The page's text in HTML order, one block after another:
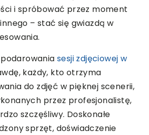
i spróbować przez moment
– stać się gwiazdą w
sesji zdjęciowej w
każdy, kto otrzyma
do zdjęć w pięknej scenerii,
przez profesjonalistę,
szczęśliwy. Doskonałe
sprzęt, doświadczenie